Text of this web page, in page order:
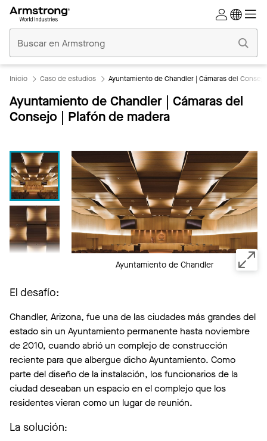
Comerciales
Inicio
Inicio Caso de estudios Ayuntamiento de Chandler | Cámaras del
Ayuntamiento de Chandler | Cámaras del
Consejo | Plafón de madera
Ayuntamiento de Chandler
El desafío:
Chandler, Arizona, fue una de las ciudades más grandes del
estado sin un Ayuntamiento permanente hasta noviembre
de 2010, cuando abrió un complejo de construcción
reciente para que albergue dicho Ayuntamiento. Como
parte del diseño de la instalación, los funcionarios de la
ciudad deseaban un espacio en el complejo que los
residentes vieran como un lugar de reunión.
La solución: